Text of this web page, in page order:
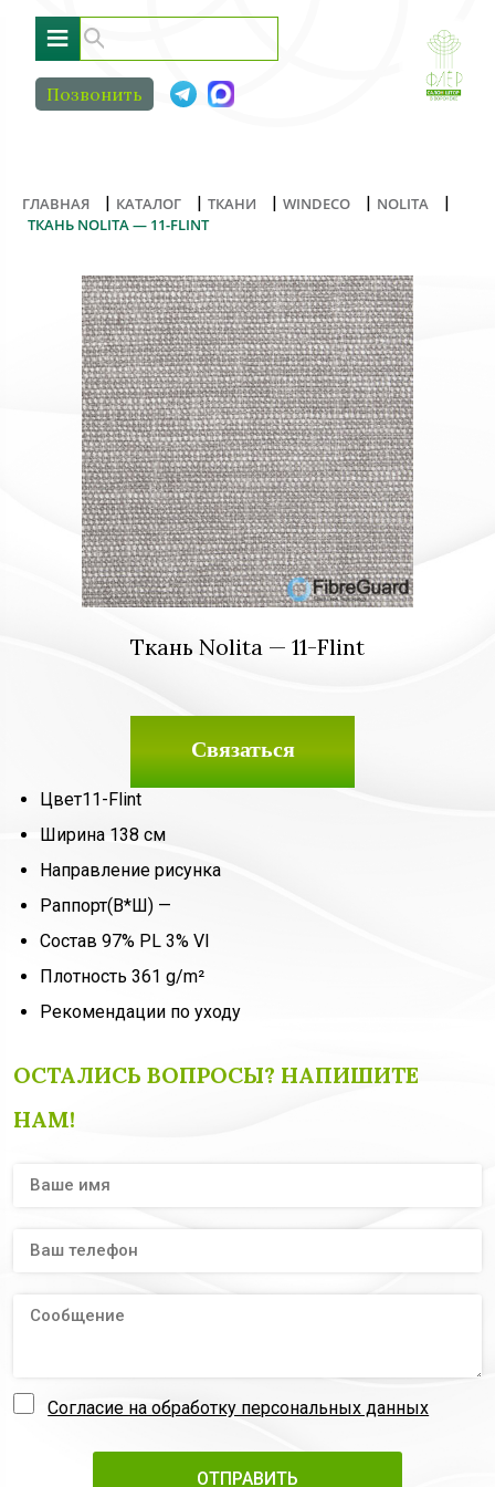
≡
Позвонить
ГЛАВНАЯ | КАТАЛОГ | ТКАНИ | WINDECO | NOLITA |
ТКАНЬ NOLITA — 11-FLINT
Ткань Nolita — 11-Flint
Связаться
Цвет11-Flint
Ширина 138 см
Направление рисунка
Раппорт(В*Ш) —
Состав 97% PL 3% VI
Плотность 361 g/m²
Рекомендации по уходу
ОСТАЛИСЬ ВОПРОСЫ? НАПИШИТЕ
НАМ!
Согласие на обработку персональных данных